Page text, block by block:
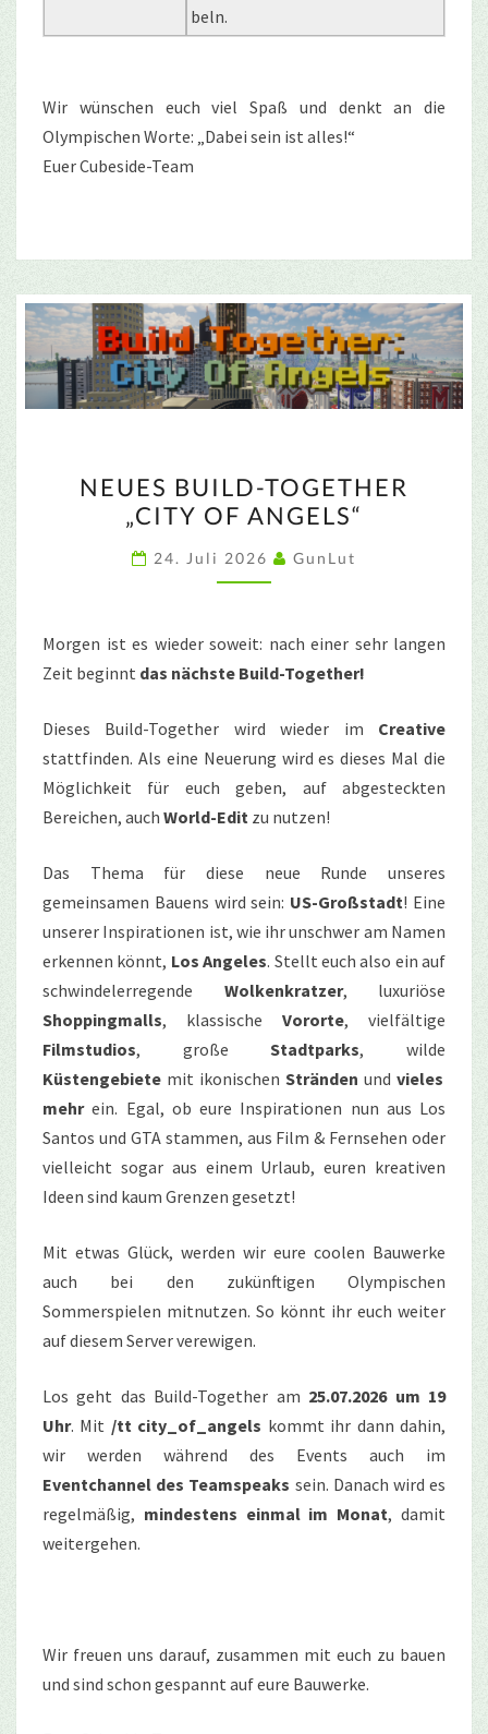
beln.
Wir wünschen euch viel Spaß und denkt an die
Olympischen Worte: „Dabei sein ist alles!“
Euer Cubeside-Team
BUILD-
TOGETHER
„CITY
OF
NEUES BUILD-TOGETHER
„CITY OF ANGELS“
24. Juli 2026 GunLut
Morgen ist es wieder soweit: nach einer sehr langen
Zeit beginnt das nächste Build-Together!
Dieses Build-Together wird wieder im Creative
stattfinden. Als eine Neuerung wird es dieses Mal die
Möglichkeit für euch geben, auf abgesteckten
Bereichen, auch World-Edit zu nutzen!
Das Thema für diese neue Runde unseres
gemeinsamen Bauens wird sein: US-Großstadt! Eine
unserer Inspirationen ist, wie ihr unschwer am Namen
erkennen könnt, Los Angeles. Stellt euch also ein auf
schwindelerregende Wolkenkratzer, luxuriöse
Shoppingmalls, klassische Vororte, vielfältige
Filmstudios, großeStadtparks, wilde
Küstengebiete mit ikonischen Stränden und vieles
mehrein. Egal, ob eure Inspirationen nun aus Los
Santos und GTA stammen, aus Film & Fernsehen oder
vielleicht sogar aus einem Urlaub, euren kreativen
Ideen sind kaum Grenzen gesetzt!
Mit etwas Glück, werden wir eure coolen Bauwerke
auch bei den zukünftigen Olympischen
Sommerspielen mitnutzen. So könnt ihr euch weiter
auf diesem Server verewigen.
Los geht das Build-Together am 25.07.2026 um 19
Uhr. Mit /tt city_of_angels kommt ihr dann dahin,
wir
werden während des Events auch
im
Eventchannel des Teamspeaks sein. Danach wird es
regelmäßig, mindestens einmal im Monat, damit
weitergehen.
Wir freuen uns darauf, zusammen mit euch zu bauen
und sind schon gespannt auf eure Bauwerke.